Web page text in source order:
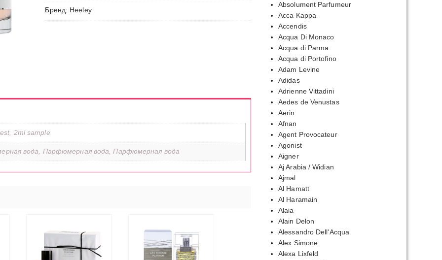
Бренд: Heeley
2ml sample
вода, Парфюмерная вода, Парфюмерная вода
Absolument Parfumeur
Acca Kappa
Accendis
Acqua Di Monaco
Acqua di Parma
Acqua di Portofino
Adam Levine
Adidas
Adrienne Vittadini
Aedes de Venustas
Aerin
Afnan
Agent Provocateur
Agonist
Aigner
Aj Arabia / Widian
Ajmal
Al Hamatt
Al Haramain
Alaia
Alain Delon
Alessandro Dell'Acqua
Alex Simone
Alexa Lixfeld